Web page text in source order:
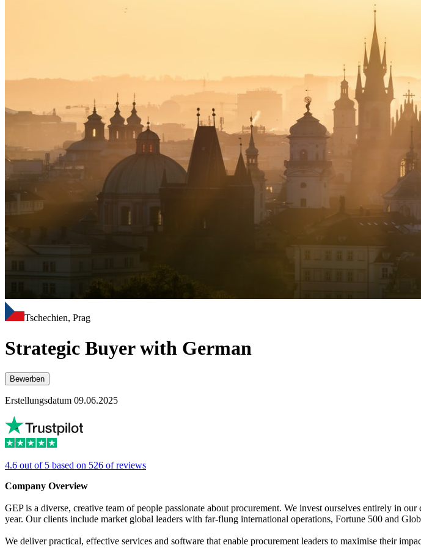
Tschechien, Prag
Strategic Buyer with German
Bewerben
Erstellungsdatum 09.06.2025
4.6 out of 5 based on 526 of reviews
Company Overview
GEP is a diverse, creative team of people passionate about procurement. We invest ourselves entirely in
year. Our clients include market global leaders with far-flung international operations, Fortune 500 and
We deliver practical, effective services and software that enable procurement leaders to maximise their